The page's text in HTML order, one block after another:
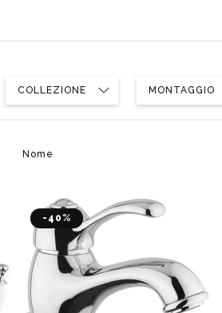
COLLEZIONE MONTAGGIO
Nome
-40%